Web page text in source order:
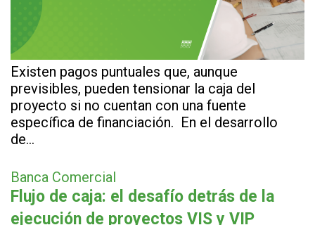
Existen pagos puntuales que, aunque
previsibles, pueden tensionar la caja del
proyecto si no cuentan con una fuente
específica de financiación. En el desarrollo
de…
Banca Comercial
Flujo de caja: el desafío detrás de la
ejecución de proyectos VIS y VIP